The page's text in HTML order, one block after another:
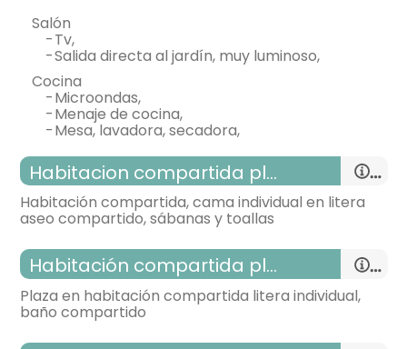
salón
- tv,
- salida directa al jardín, muy luminoso,
cocina
- microondas,
- menaje de cocina,
- mesa, lavadora, secadora,
Habitacion compartida planta baja
Habitación compartida, cama individual en litera
aseo compartido, sábanas y toallas
habitación individual
Habitación compartida planta baja
Plaza en habitación compartida litera individual,
baño compartido